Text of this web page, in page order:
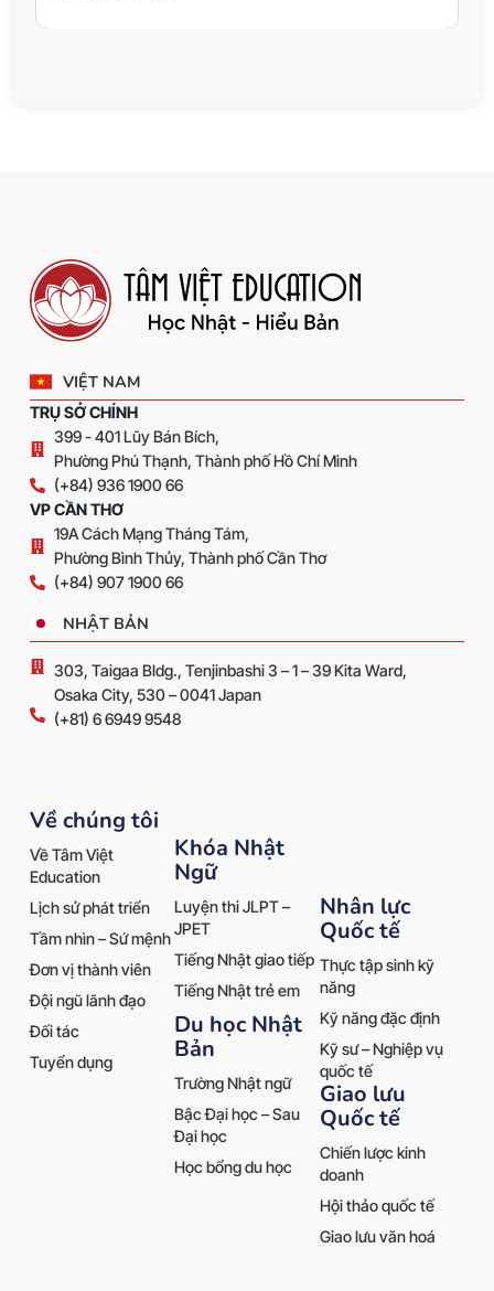
VIỆT NAM
TRỤ SỞ CHÍNH
399 - 401 Lũy Bán Bích,
Phường Phú Thạnh, Thành phố Hồ Chí Minh
(+84) 936 1900 66
VP CẦN THƠ
19A Cách Mạng Tháng Tám,
Phường Bình Thủy, Thành phố Cần Thơ
(+84) 907 1900 66
NHẬT BẢN
303, Taigaa Bldg., Tenjinbashi 3 – 1 – 39 Kita Ward,
Osaka City, 530 – 0041 Japan
(+81) 6 6949 9548
Về chúng tôi
Về Tâm Việt
Education
Lịch sử phát triển
Tầm nhìn – Sứ mệnh
Đơn vị thành viên
Đội ngũ lãnh đạo
Đối tác
Tuyển dụng
Khóa Nhật
Ngữ
Luyện thi JLPT –
JPET
Tiếng Nhật giao tiếp
Tiếng Nhật trẻ em
Du học Nhật
Bản
Trường Nhật ngữ
Bậc Đại học – Sau
Đại học
Học bổng du học
Nhân lực
Quốc tế
Thực tập sinh kỹ
năng
Kỹ năng đặc định
Kỹ sư – Nghiệp vụ
quốc tế
Giao lưu
Quốc tế
Chiến lược kinh
doanh
Hội thảo quốc tế
Giao lưu văn hoá